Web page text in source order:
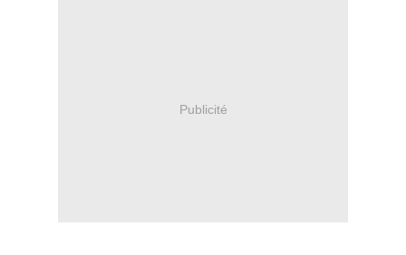
Publicité